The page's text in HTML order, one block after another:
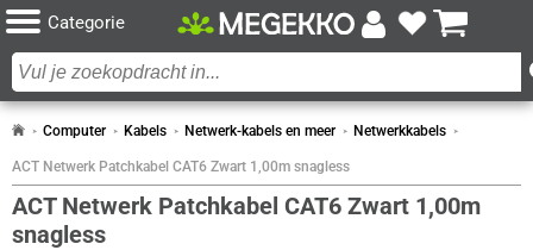
Categorie
Computer Kabels Netwerk-kabels en meer Netwerkkabels
ACT Netwerk Patchkabel CAT6 Zwart 1,00m snagless
ACT Netwerk Patchkabel CAT6 Zwart 1,00m
snagless